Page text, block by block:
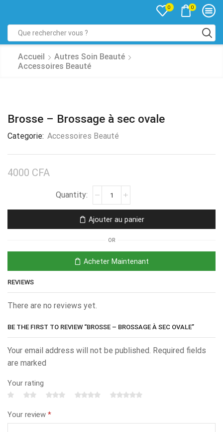
0 0
Accueil
Autres Soin Beauté
Accessoires Beauté
Brosse – Brossage à sec ovale
Categorie: Accessoires Beauté
4000 CFA
Ajouter au panier
OR
Acheter Maintenant
REVIEWS
There are no reviews yet.
BE THE FIRST TO REVIEW “BROSSE – BROSSAGE À SEC OVALE”
Your email address will not be published. Required fields
are marked
Your rating
Your review *